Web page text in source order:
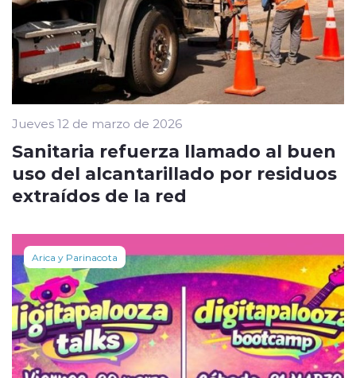
Jueves 12 de marzo de 2026
Sanitaria refuerza llamado al buen
uso del alcantarillado por residuos
extraídos de la red
Arica y Parinacota